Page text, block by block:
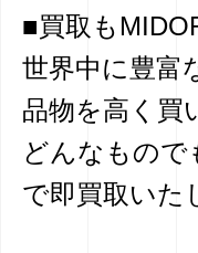
■買取も
世界中に豊富
品物を高く買
どんなもので
で即買取いた